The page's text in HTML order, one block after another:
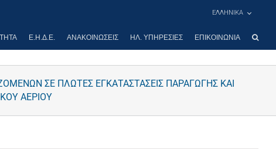
ΕΛΛΗΝΙΚΑ
Ε.Η.Δ.Ε. ΑΝΑΚΟΙΝΏΣΕΙΣ ΗΛ. ΥΠΗΡΕΣΊΕΣ ΕΠΙΚΟΙΝΩΝΊΑ
ΣΕ ΠΛΩΤΕΣ ΕΓΚΑΤΑΣΤΑΣΕΙΣ ΠΑΡΑΓΩΓΗΣ ΚΑΙ
ΑΕΡΙΟΥ